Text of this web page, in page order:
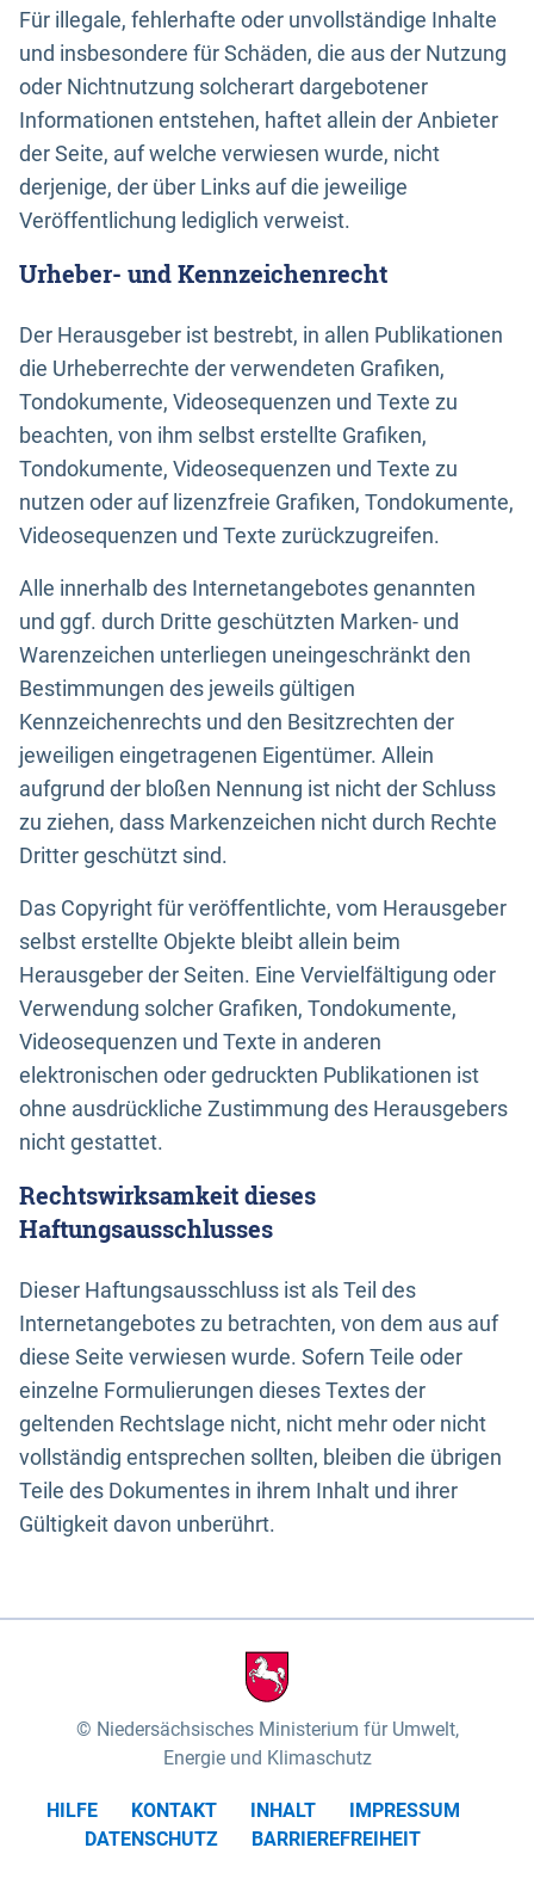
Für illegale, fehlerhafte oder unvollständige Inhalte
und insbesondere für Schäden, die aus der Nutzung
oder Nichtnutzung solcherart dargebotener
Informationen entstehen, haftet allein der Anbieter
der Seite, auf welche verwiesen wurde, nicht
derjenige, der über Links auf die jeweilige
Veröffentlichung lediglich verweist.
Urheber- und Kennzeichenrecht
Der Herausgeber ist bestrebt, in allen Publikationen
die Urheberrechte der verwendeten Grafiken,
Tondokumente, Videosequenzen und Texte zu
beachten, von ihm selbst erstellte Grafiken,
Tondokumente, Videosequenzen und Texte zu
nutzen oder auf lizenzfreie Grafiken, Tondokumente,
Videosequenzen und Texte zurückzugreifen.
Alle innerhalb des Internetangebotes genannten
und ggf. durch Dritte geschützten Marken- und
Warenzeichen unterliegen uneingeschränkt den
Bestimmungen des jeweils gültigen
Kennzeichenrechts und den Besitzrechten der
jeweiligen eingetragenen Eigentümer. Allein
aufgrund der bloßen Nennung ist nicht der Schluss
zu ziehen, dass Markenzeichen nicht durch Rechte
Dritter geschützt sind.
Das Copyright für veröffentlichte, vom Herausgeber
selbst erstellte Objekte bleibt allein beim
Herausgeber der Seiten. Eine Vervielfältigung oder
Verwendung solcher Grafiken, Tondokumente,
Videosequenzen und Texte in anderen
elektronischen oder gedruckten Publikationen ist
ohne ausdrückliche Zustimmung des Herausgebers
nicht gestattet.
Rechtswirksamkeit dieses
Haftungsausschlusses
Dieser Haftungsausschluss ist als Teil des
Internetangebotes zu betrachten, von dem aus auf
diese Seite verwiesen wurde. Sofern Teile oder
einzelne Formulierungen dieses Textes der
geltenden Rechtslage nicht, nicht mehr oder nicht
vollständig entsprechen sollten, bleiben die übrigen
Teile des Dokumentes in ihrem Inhalt und ihrer
Gültigkeit davon unberührt.
Niedersächsisches Ministerium für Umwelt,
Energie und Klimaschutz
HILFE KONTAKT INHALT
IMPRESSUM
DATENSCHUTZ
BARRIEREFREIHEIT